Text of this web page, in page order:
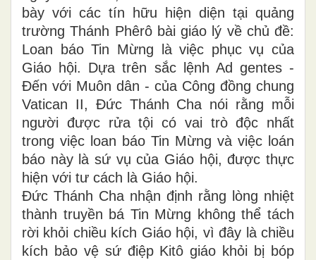
bày với các tín hữu hiện diện tại quảng
trường Thánh Phêrô bài giáo lý về chủ đề:
Loan báo Tin Mừng là việc phục vụ của
Giáo hội. Dựa trên sắc lệnh Ad gentes -
Đến với Muôn dân - của Công đồng chung
Vatican II, Đức Thánh Cha nói rằng mỗi
người được rửa tội có vai trò độc nhất
trong việc loan báo Tin Mừng và việc loán
báo này là sứ vụ của Giáo hội, được thực
hiện với tư cách là Giáo hội.
Đức Thánh Cha nhận định rằng lòng nhiệt
thành truyền bá Tin Mừng không thể tách
rời khỏi chiều kích Giáo hội, vì đây là chiều
kích bảo vệ sứ điệp Kitô giáo khỏi bị bóp